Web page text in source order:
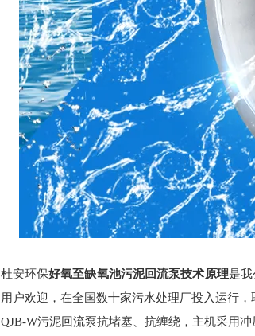
杜安环保好氧至缺氧池污泥回流泵技术原理是
用户欢迎，在全国数十家污水处理厂投入运行，
QJB-W污泥回流泵抗堵塞、抗缠绕，主机采用